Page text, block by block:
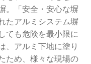
。「安全・安心な塀
たアルミシステム塀
ても危険を最小限に
、アルミ下地に塗り
ため、様々な現場の